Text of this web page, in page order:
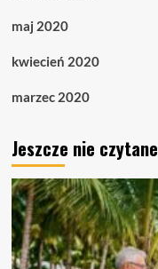
maj 2020
kwiecień 2020
marzec 2020
Jeszcze nie czytane